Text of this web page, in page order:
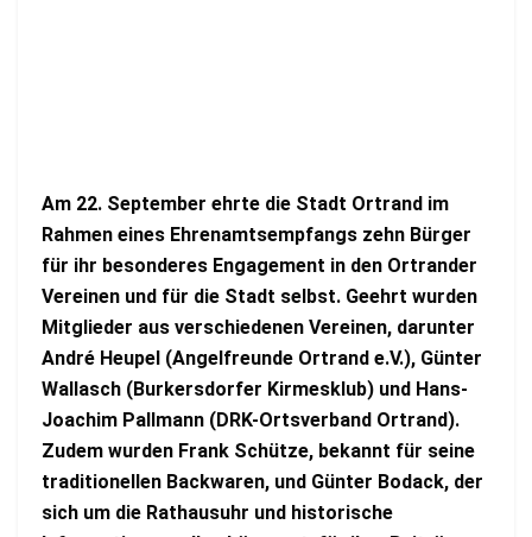
Am 22. September ehrte die Stadt Ortrand im
Rahmen eines Ehrenamtsempfangs zehn Bürger
für ihr besonderes Engagement in den Ortrander
Vereinen und für die Stadt selbst. Geehrt wurden
Mitglieder aus verschiedenen Vereinen, darunter
André Heupel (Angelfreunde Ortrand e.V.), Günter
Wallasch (Burkersdorfer Kirmesklub) und Hans-
Joachim Pallmann (DRK-Ortsverband Ortrand).
Zudem wurden Frank Schütze, bekannt für seine
traditionellen Backwaren, und Günter Bodack, der
sich um die Rathausuhr und historische